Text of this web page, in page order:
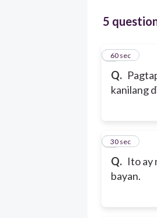
5
Q.
kanilang
160 sec
Q. Ito ay
bayan.
2
30 sec